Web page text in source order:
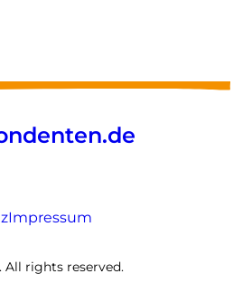
Impressum
All rights reserved.